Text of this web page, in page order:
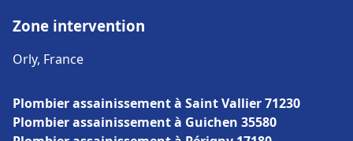
Zone intervention
Orly, France
Plombier assainissement à Saint Vallier 71230
Plombier assainissement à Guichen 35580